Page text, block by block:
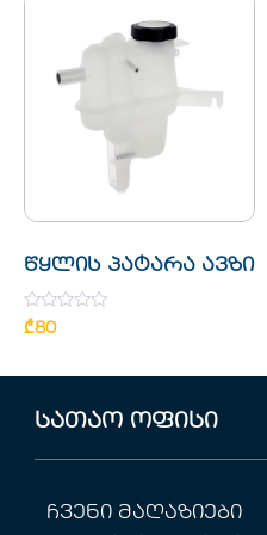
წყლის პატარა ავზი
Rated
0
₾80
სათაო ოფისი
ჩვენი მაღაზიები